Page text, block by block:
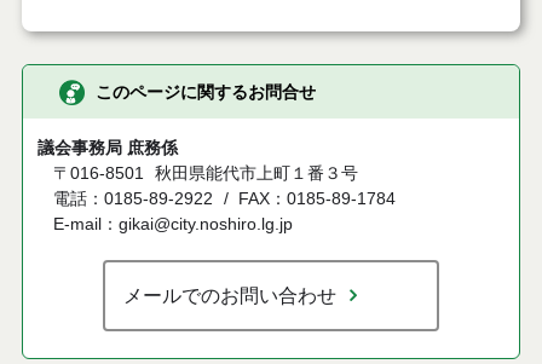
このページに関するお問合せ
議会事務局 庶務係
〒016-8501
秋田県能代市上町１番３号
電話：0185-89-2922
FAX：0185-89-1784
E-mail：gikai@city.noshiro.lg.jp
メールでのお問い合わせ